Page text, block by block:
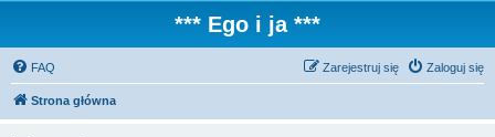
*** Ego i ja ***
FAQ Zaloguj się
Zarejestruj się
Strona główna